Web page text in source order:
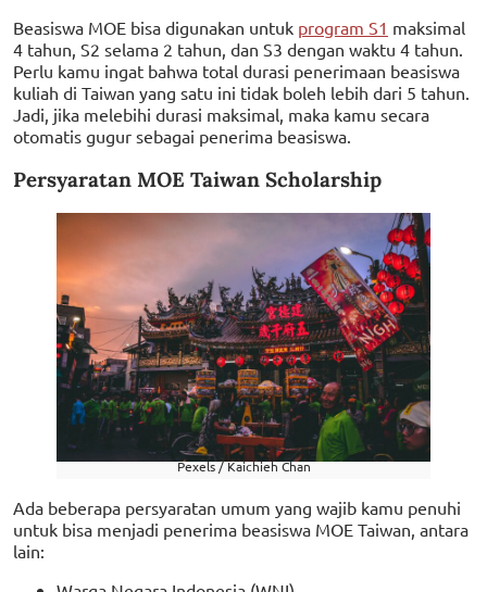
Beasiswa MOE bisa digunakan untuk program S1 maksimal
4 tahun, S2 selama 2 tahun, dan S3 dengan waktu 4 tahun.
Perlu kamu ingat bahwa total durasi penerimaan beasiswa
kuliah di Taiwan yang satu ini tidak boleh lebih dari 5 tahun.
Jadi, jika melebihi durasi maksimal, maka kamu secara
otomatis gugur sebagai penerima beasiswa.
Persyaratan MOE Taiwan Scholarship
Pexels / Kaichieh Chan
Ada beberapa persyaratan umum yang wajib kamu penuhi
untuk bisa menjadi penerima beasiswa MOE Taiwan, antara
lain: